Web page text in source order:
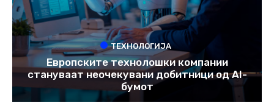
ТЕХНОЛОГИЈА
Европските технолошки компании
стануваат неочекувани добитници од AI-
бумот